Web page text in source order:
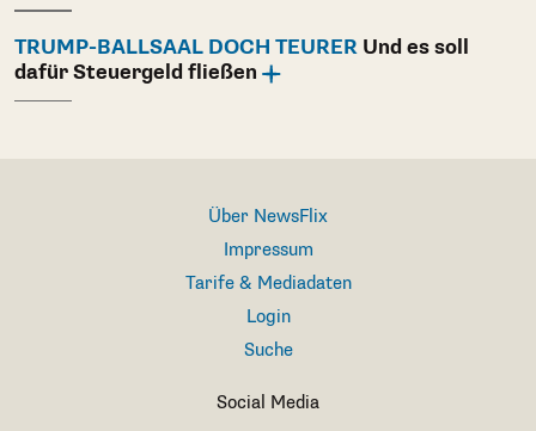
TRUMP-BALLSAAL DOCH TEURER Und es soll
dafür Steuergeld fließen
Über NewsFlix
Impressum
Tarife & Mediadaten
Login
Suche
Social Media